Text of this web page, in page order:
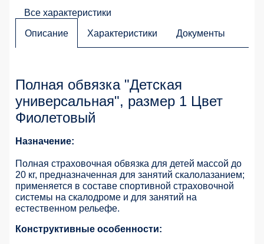
Все характеристики
Описание Характеристики Документы
Полная обвязка "Детская
универсальная", размер 1 Цвет
Фиолетовый
Назначение:
Полная страховочная обвязка для детей массой до
20 кг, предназначенная для занятий скалолазанием;
применяется в составе спортивной страховочной
системы на скалодроме и для занятий на
естественном рельефе.
Конструктивные особенности: